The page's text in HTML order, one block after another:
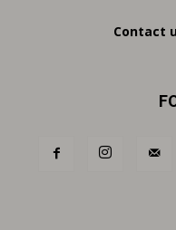
Contact